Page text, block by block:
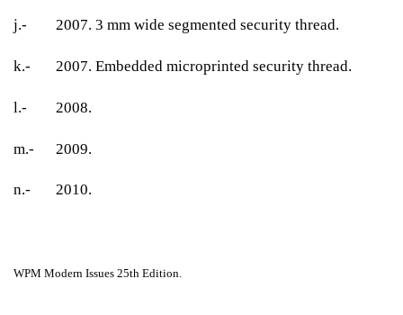
j.- 2007. 3 mm wide segmented security thread.
k.- 2007. Embedded microprinted security thread.
l.- 2008.
m.- 2009.
n.- 2010.
WPM Modern Issues 25th Edition.